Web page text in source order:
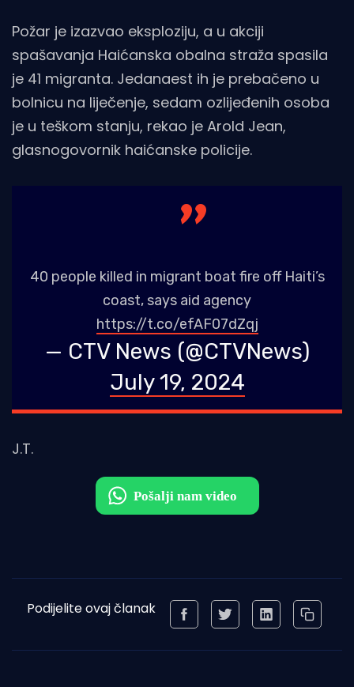
Požar je izazvao eksploziju, a u akciji
spašavanja Haićanska obalna straža spasila
je 41 migranta. Jedanaest ih je prebačeno u
bolnicu na liječenje, sedam ozlijeđenih osoba
je u teškom stanju, rekao je Arold Jean,
glasnogovornik haićanske policije.
40 people killed in migrant boat fire off Haiti’s
coast, says aid agency
https://t.co/efAF07dZqj
— CTV News (@CTVNews)
July 19, 2024
J.T.
Podijelite ovaj članak